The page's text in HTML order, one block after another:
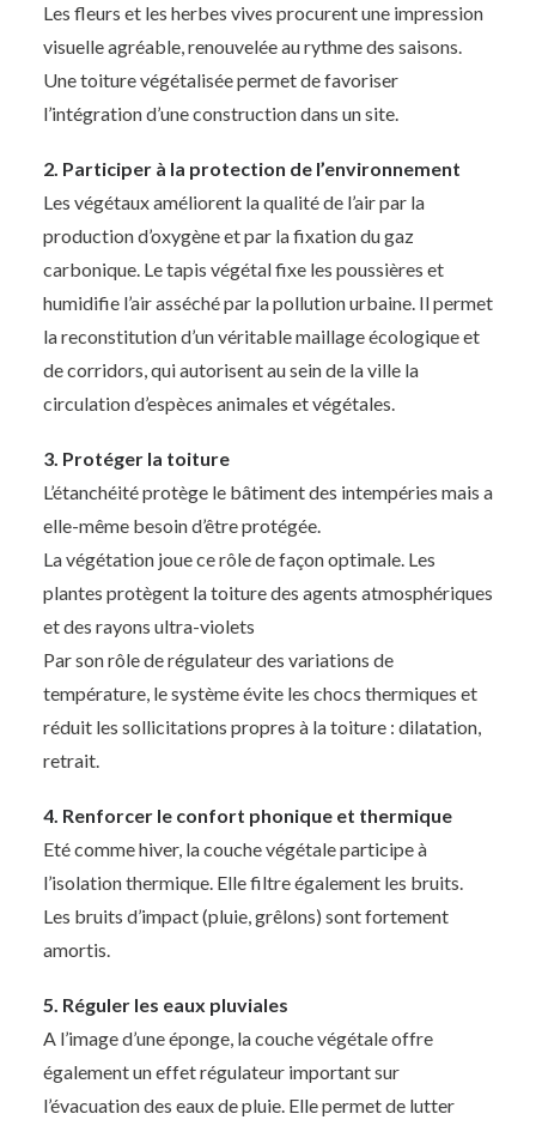
Les fleurs et les herbes vives procurent une impression
visuelle agréable, renouvelée au rythme des saisons.
Une toiture végétalisée permet de favoriser
l’intégration d’une construction dans un site.
2. Participer à la protection de l’environnement
Les végétaux améliorent la qualité de l’air par la
production d’oxygène et par la fixation du gaz
carbonique. Le tapis végétal fixe les poussières et
humidifie l’air asséché par la pollution urbaine. Il permet
la reconstitution d’un véritable maillage écologique et
de corridors, qui autorisent au sein de la ville la
circulation d’espèces animales et végétales.
3. Protéger la toiture
L’étanchéité protège le bâtiment des intempéries mais a
elle-même besoin d’être protégée.
La végétation joue ce rôle de façon optimale. Les
plantes protègent la toiture des agents atmosphériques
et des rayons ultra-violets
Par son rôle de régulateur des variations de
température, le système évite les chocs thermiques et
réduit les sollicitations propres à la toiture : dilatation,
retrait.
4. Renforcer le confort phonique et thermique
Eté comme hiver, la couche végétale participe à
l’isolation thermique. Elle filtre également les bruits.
Les bruits d’impact (pluie, grêlons) sont fortement
amortis.
5. Réguler les eaux pluviales
A l’image d’une éponge, la couche végétale offre
également un effet régulateur important sur
l’évacuation des eaux de pluie. Elle permet de lutter